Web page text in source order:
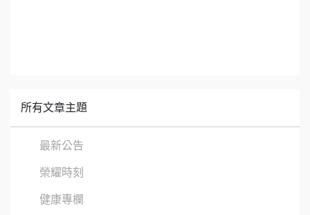
所有文章主題
最新公告
榮耀時刻
健康專欄